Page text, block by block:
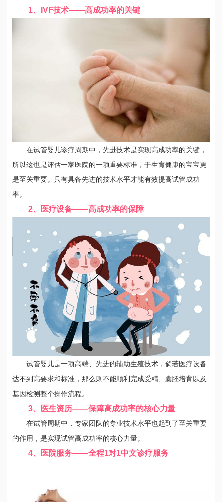
1、IVF技术——高成功率的关键
在试管婴儿诊疗周期中，先进技术是实现高成功率的关键，
所以这也是评估一家医院的一项重要标准，于生育健康的宝宝更
是至关重要。只有具备先进的技术水平才能有效提高试管成功
率。
2、医疗设备——高成功率的保障
试管婴儿是一项高端、先进的辅助生殖技术，倘若医疗设备
达不到高要求和标准，那么则不能顺利完成受精、囊胚培育以及
基因检测整个操作流程。
3、医生资历——保障高成功率的核心力量
在试管周期中，专家团队的专业技术水平也起到了至关重要
的作用，是实现试管高成功率的核心力量。
4、医院服务——全程1对1中文诊疗服务